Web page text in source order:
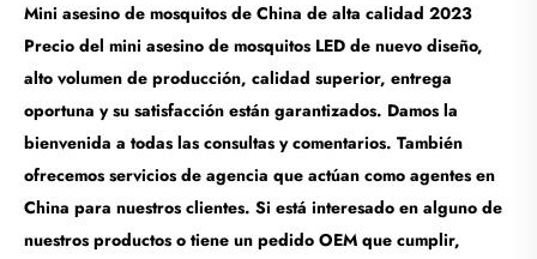
Mini asesino de mosquitos de China de alta calidad 2023
Precio del mini asesino de mosquitos LED de nuevo diseño,
alto volumen de producción, calidad superior, entrega
oportuna y su satisfacción están garantizados. Damos la
bienvenida a todas las consultas y comentarios. También
ofrecemos servicios de agencia que actúan como agentes en
China para nuestros clientes. Si está interesado en alguno de
nuestros productos o tiene un pedido OEM que cumplir,